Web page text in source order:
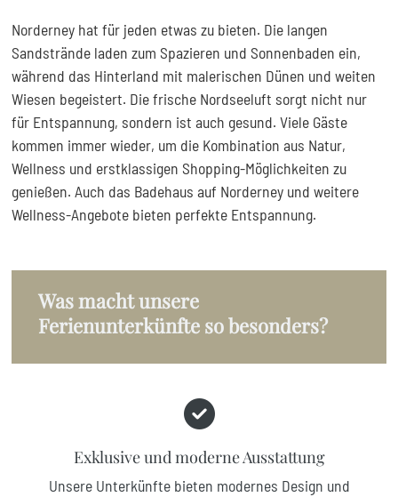
11
Norderney hat für jeden etwas zu bieten. Die langen
Sandstrände laden zum Spazieren und Sonnenbaden ein,
während das Hinterland mit malerischen Dünen und weiten
Wiesen begeistert. Die frische Nordseeluft sorgt nicht nur
für Entspannung, sondern ist auch gesund. Viele Gäste
kommen immer wieder, um die Kombination aus Natur,
Wellness und erstklassigen Shopping-Möglichkeiten zu
genießen. Auch das Badehaus auf Norderney und weitere
Wellness-Angebote bieten perfekte Entspannung.
Was macht unsere
Ferienunterkünfte so besonders?
Exklusive und moderne Ausstattung
Unsere Unterkünfte bieten modernes Design und